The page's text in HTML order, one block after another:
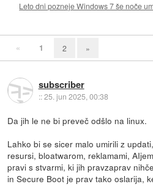
Leto dni pozneje Windows 7 še noče
« 1 2 »
subscriber
::25. jun 2025, 00:38
Da jih le ne bi preveč odšlo na linux.
Lahko bi se sicer malo umirili z
resursi, bloatwarom, reklamami,
pravi s stvarmi, ki jih pravzaprav
in Secure Boot je prav tako oslarija,